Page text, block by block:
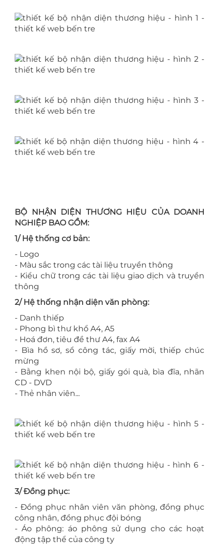
BỘ NHẬN DIỆN THƯƠNG HIỆU CỦA DOANH
NGHIỆP BAO GỒM:
1/ Hệ thống cơ bản:
- Logo
- Màu sắc trong các tài liệu truyền thông
- Kiểu chữ trong các tài liệu giao dịch và truyền
thông
2/ Hệ thống nhận diện văn phòng:
- Danh thiếp
- Phong bì thư khổ A4, A5
- Hoá đơn, tiêu đề thư A4, fax A4
- Bìa hồ sơ, sổ công tác, giấy mời, thiếp chúc
mừng
- Bằng khen nội bộ, giấy gói quà, bìa đĩa, nhãn
CD - DVD
- Thẻ nhân viên...
3/ Đồng phục:
- Đồng phục nhân viên văn phòng, đồng phục
công nhân, đồng phục đội bóng
- Áo phông: áo phông sử dụng cho các hoạt
động tập thể của công ty